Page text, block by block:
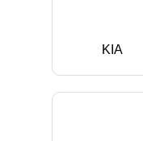
KIA